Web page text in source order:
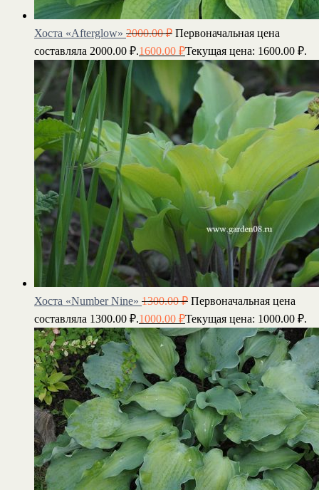
Хоста «Afterglow» 2000.00₽ Первоначальная цена
составляла 2000.00 ₽.1600.00 ₽Текущая цена: 1600.00 ₽.
Хоста «Number Nine» 1300.00₽ Первоначальная цена
составляла 1300.00 ₽.1000.00 ₽Текущая цена: 1000.00 ₽.